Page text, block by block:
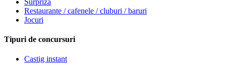
Restaurante / cafenele / cluburi / baruri
Jocuri
Tipuri de concursuri
Castig instant